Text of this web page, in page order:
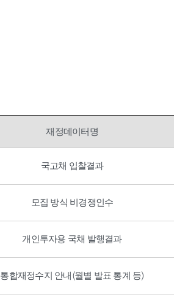
재정데이터명
국고채 입찰결과
모집 방식 비경쟁인수
개인투자용 국채 발행결과
통합재정수지 안내(월별 발표 통계 등)